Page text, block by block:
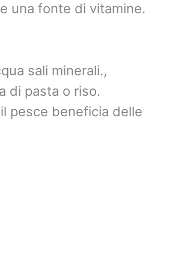
una fonte di vitamine.
sali minerali.,
di pasta o riso.
pesce beneficia delle